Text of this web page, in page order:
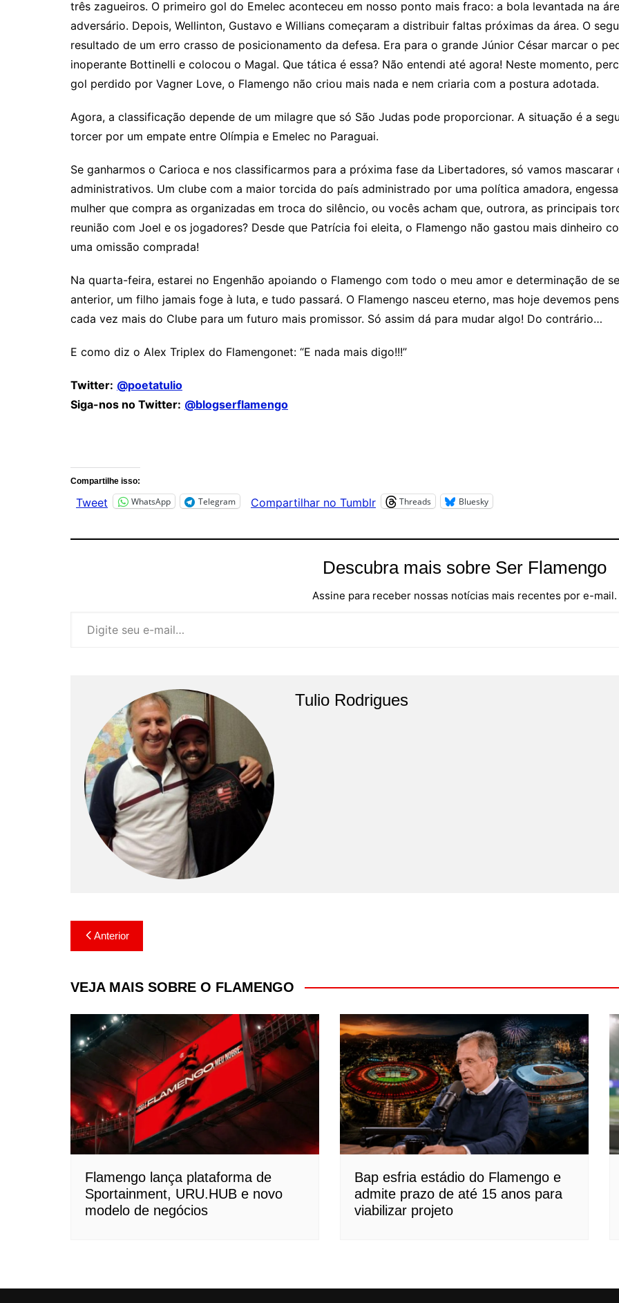
três zagueiros. O primeiro gol do Emelec aconteceu em nosso ponto mais fraco: a bola levantada na
adversário. Depois, Wellinton, Gustavo e Willians começaram a distribuir faltas próximas da área. O
resultado de um erro crasso de posicionamento da defesa. Era para o grande Júnior César marcar o
inoperante Bottinelli e colocou o Magal. Que tática é essa? Não entendi até agora! Neste momento,
gol perdido por Vagner Love, o Flamengo não criou mais nada e nem criaria com a postura adotada.
Agora, a classificação depende de um milagre que só São Judas pode proporcionar. A situação é a
torcer por um empate entre Olímpia e Emelec no Paraguai.
Se ganharmos o Carioca e nos classificarmos para a próxima fase da Libertadores, só vamos
administrativos. Um clube com a maior torcida do país administrado por uma política amadora,
mulher que compra as organizadas em troca do silêncio, ou vocês acham que, outrora, as principais
reunião com Joel e os jogadores? Desde que Patrícia foi eleita, o Flamengo não gastou mais dinheiro
uma omissão comprada!
Na quarta-feira, estarei no Engenhão apoiando o Flamengo com todo o meu amor e determinação de
anterior, um filho jamais foge à luta, e tudo passará. O Flamengo nasceu eterno, mas hoje devemos
cada vez mais do Clube para um futuro mais promissor. Só assim dá para mudar algo! Do contrário…
E como diz o Alex Triplex do Flamengonet: “E nada mais digo!!!”
Twitter: @poetatulio
Siga-nos no Twitter: @blogserflamengo
Compartilhe isso:
Tweet WhatsApp Telegram Compartilhar no Tumblr Threads Bluesky
Descubra mais sobre Ser Flamengo
Assine para receber nossas notícias mais recentes por e-mail.
Tulio Rodrigues
Navegação
de
Post
Anterior
VEJA MAIS SOBRE O FLAMENGO
Flamengo lança plataforma de
Sportainment, URU.HUB e novo
modelo de negócios
Bap esfria estádio do Flamengo e
admite prazo de até 15 anos para
viabilizar projeto